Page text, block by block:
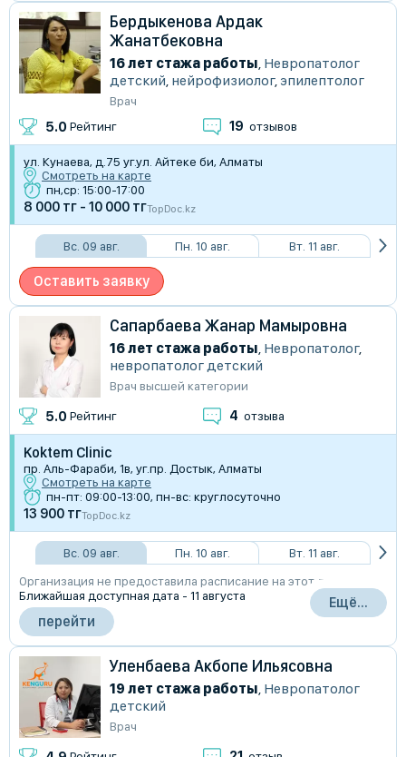
Бердыкенова Ардак
Жанатбековна
16 лет стажа работы, Невропатолог
детский, нейрофизиолог, эпилептолог
Врач
5.0 Рейтинг 19 отзывов
ул. Кунаева, д.75 уг.ул. Айтеке би, Алматы
Смотреть на карте
пн,ср: 15:00-17:00
8 000 тг - 10 000 тгTopDoc.kz
Вс. 09 авг. Пн. 10 авг. Вт. 11 авг.
Оставить заявку
Сапарбаева Жанар Мамыровна
16 лет стажа работы, Невропатолог,
невропатолог детский
Врач высшей категории
5.0 Рейтинг 4 отзыва
Koktem Clinic
пр. Аль-Фараби, 1в, уг.пр. Достык, Алматы
Смотреть на карте
пн-пт: 09:00-13:00, пн-вс: круглосуточно
13 900 тгTopDoc.kz
Вс. 09 авг. Пн. 10 авг.
Вт. 11 авг.
Организация не предоставила расписание на этот день
Ближайшая доступная дата - 11 августа
перейти
Ещё...
Уленбаева Акбопе Ильясовна
19 лет стажа работы, Невропатолог
детский
Врач